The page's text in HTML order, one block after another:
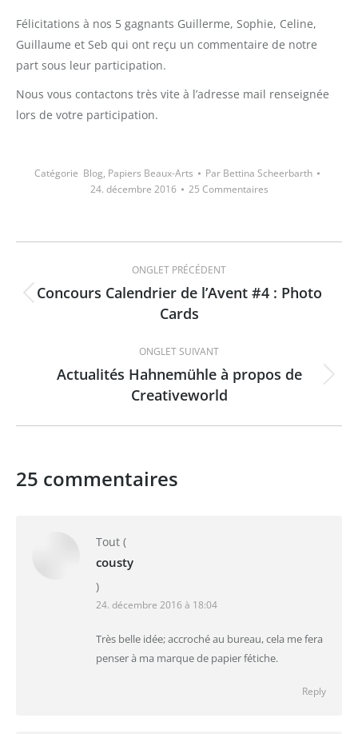
Félicitations à nos 5 gagnants Guillerme, Sophie, Celine,
Guillaume et Seb qui ont reçu un commentaire de notre
part sous leur participation.
Nous vous contactons très vite à l’adresse mail renseignée
lors de votre participation.
Catégorie Blog, Papiers Beaux-Arts Par Bettina Scheerbarth
24. décembre 2016
25 Commentaires
Navigation
de
commentaire
ONGLET PRÉCÉDENT
Onglet
précédent
Concours Calendrier de l’Avent #4 : Photo
Cards
ONGLET SUIVANT
Onglet
suivant
Actualités Hahnemühle à propos de
Creativeworld
25 commentaires
Tout (
cousty
)
24. décembre 2016 à 18:04
Très belle idée; accroché au bureau, cela me fera
penser à ma marque de papier fétiche.
Reply